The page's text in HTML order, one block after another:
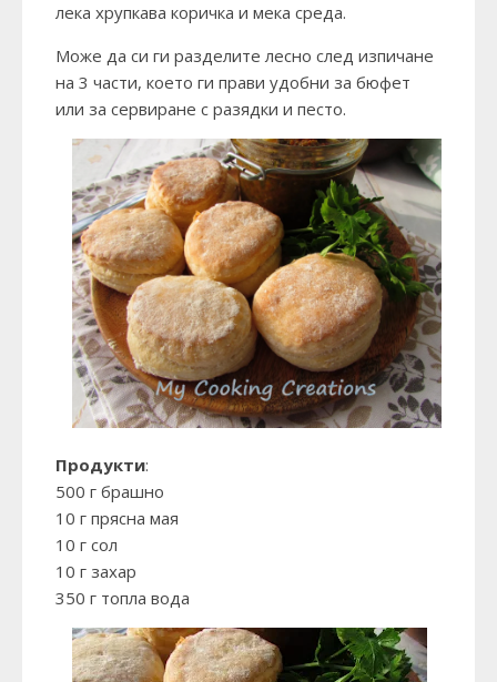
лека хрупкава коричка и мека среда.
Може да си ги разделите лесно след изпичане
на 3 части, което ги прави удобни за бюфет
или за сервиране с разядки и песто.
Продукти:
500 г брашно
10 г прясна мая
10 г сол
10 г захар
350 г топла вода